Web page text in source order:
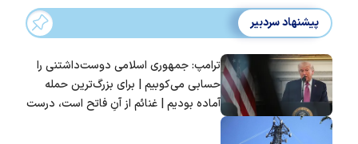
پیشنهاد سردبیر
ترامپ: جمهوری اسلامی دوست‌داشتنی را
حسابی می‌کوبیم | برای بزرگ‌ترین حمله
آماده بودیم | غنائم از آنِ فاتح است، درست